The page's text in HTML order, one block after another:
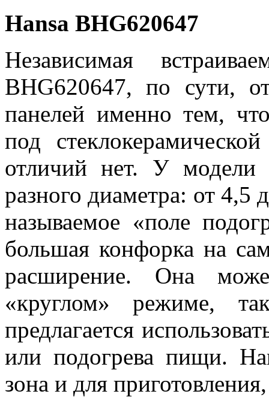
Hansa BHG620647
Независимая
BHG620647, по сути,
панелей именно тем,
под
отличий нет. У
разного диаметра: от 4,5
называемое «поле
большая конфорка на
расширение. Она
«круглом» режиме,
предлагается
или подогрева пищи.
зона и для